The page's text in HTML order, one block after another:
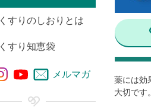
くすりのしおりとは
くすり知恵袋
メルマガ
薬には効
大切です